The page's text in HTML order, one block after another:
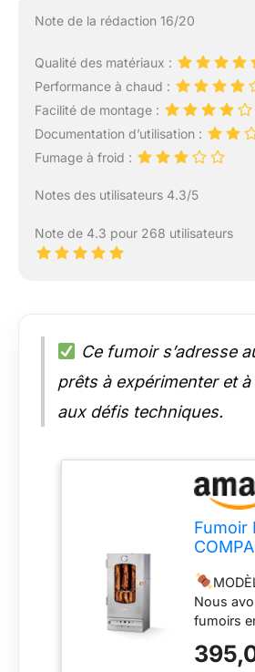
Note de la rédaction 16/20
Qualité des matériaux :
Performance à chaud :
Facilité de montage :
Documentation d’utilisation :
Fumage à froid :
Notes des utilisateurs 4.3/5
Note de 4.3 pour 268 utilisateurs
Ce fumoir s’adresse
prêts à expérimenter et à
aux défis techniques.
Fumoir
haute
cm,
jusqu'à
Nous
fumoirs
solide,